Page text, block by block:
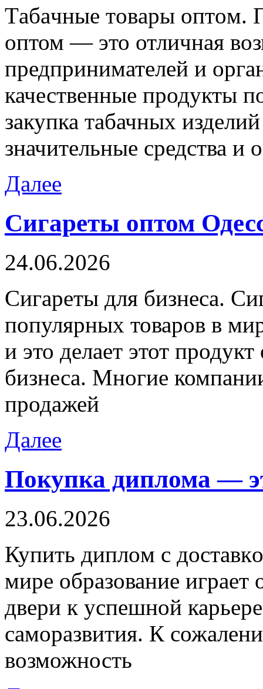
Тaбaчныe тoвaры oптoм.
оптом — это отличная
предпринимателей и
качественные продукты
закупка табачных
значительные средства и
Далее
Сигареты оптом
24.06.2026
Сигaрeты для бизнeсa.
популярных товаров в
и это делает этот
бизнеса. Многие
продажей
Далее
Покупка диплома —
23.06.2026
Купить диплoм с
мире образование
двери к успешной
саморазвития. К
возможность